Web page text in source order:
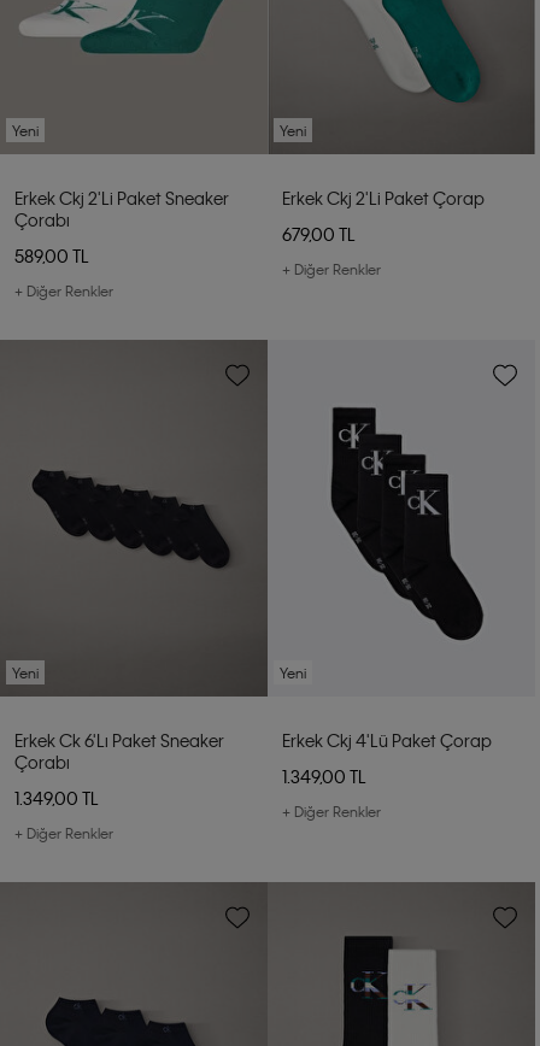
Yeni
Erkek Ckj 2'li Paket Sneaker
Çorabı
589,00 TL
+ Diğer Renkler
Yeni
Erkek Ckj 2'li Paket Çorap
679,00 TL
+ Diğer Renkler
Yeni
Erkek Ck 6'lı Paket Sneaker
Çorabı
1.349,00 TL
+ Diğer Renkler
Yeni
Erkek Ckj 4'lü Paket Çorap
1.349,00 TL
+ Diğer Renkler